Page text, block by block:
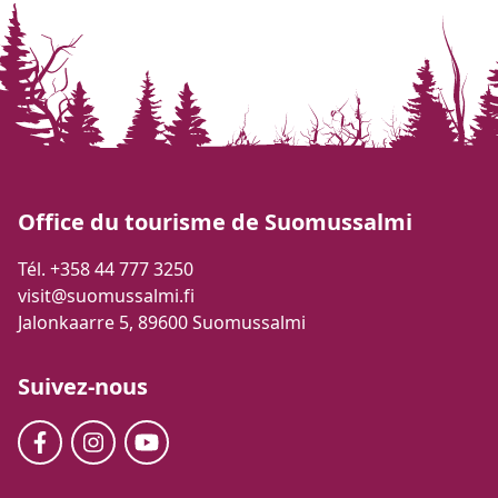
Office du tourisme de Suomussalmi
Tél. +358 44 777 3250
visit@suomussalmi.fi
Jalonkaarre 5, 89600 Suomussalmi
Suivez-nous